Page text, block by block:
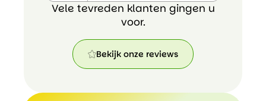
Vele tevreden klanten gingen u
voor.
Bekijk onze reviews